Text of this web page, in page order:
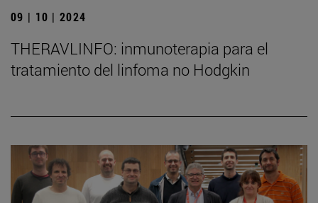
09 | 10 | 2024
THERAVLINFO: inmunoterapia para el
tratamiento del linfoma no Hodgkin